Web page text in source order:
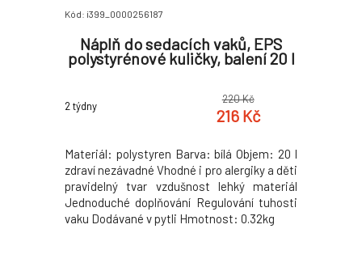
Kód: i399_0000256187
Náplň do sedacích vaků, EPS
polystyrénové kuličky, balení 20 l
2 týdny
220 Kč
216 Kč
Materiál: polystyren Barva: bílá Objem: 20 l
zdraví nezávadné Vhodné i pro alergiky a děti
pravidelný tvar vzdušnost lehký materiál
Jednoduché doplňování Regulování tuhosti
vaku Dodávané v pytli Hmotnost: 0.32kg